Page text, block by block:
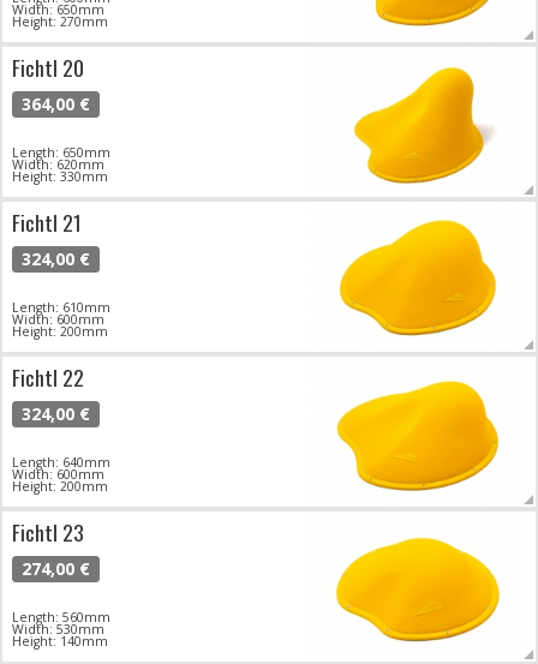
Width: 650mm
Height: 270mm
Fichtl 20
364,00 €
Length: 650mm
Width: 620mm
Height: 330mm
Fichtl 21
324,00 €
Length: 610mm
Width: 600mm
Height: 200mm
Fichtl 22
324,00 €
Length: 640mm
Width: 600mm
Height: 200mm
Fichtl 23
274,00 €
Length: 560mm
Width: 530mm
Height: 140mm